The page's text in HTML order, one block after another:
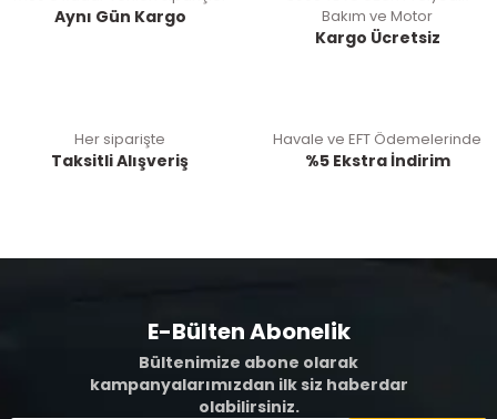
Aynı Gün Kargo
Bakım ve Motor
Kargo Ücretsiz
Her siparişte
Taksitli Alışveriş
Havale ve EFT Ödemelerinde
%5 Ekstra İndirim
E-Bülten Abonelik
Bültenimize abone olarak
kampanyalarımızdan ilk siz haberdar
olabilirsiniz.